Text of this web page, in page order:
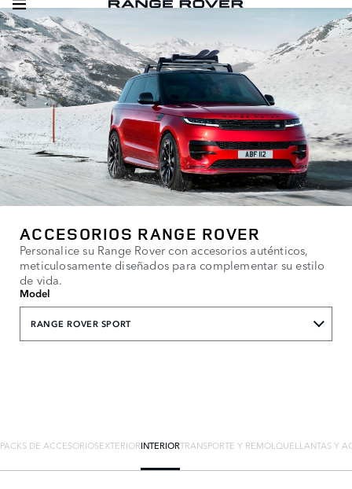
ACCESORIOS RANGE ROVER
Personalice su Range Rover con accesorios auténticos,
meticulosamente diseñados para complementar su estilo
de vida.
Model
RANGE ROVER SPORT
PACKS DE ACCESORIOSEXTERIORINTERIORTRANSPORTE Y REMOLQUELLANTAS Y